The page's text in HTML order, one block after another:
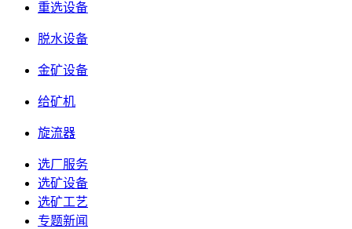
重选设备
脱水设备
金矿设备
给矿机
旋流器
选厂服务
选矿设备
选矿工艺
专题新闻